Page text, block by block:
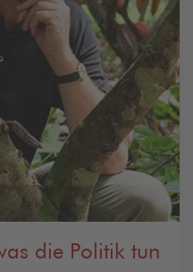
die Politik tun